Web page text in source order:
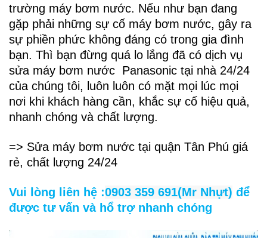
trường máy bơm nước. Nếu như bạn đang
gặp phải những sự cố máy bơm nước, gây ra
sự phiền phức không đáng có trong gia đình
bạn. Thì bạn đừng quá lo lắng đã có dịch vụ
sửa máy bơm nước Panasonic tại nhà 24/24
của chúng tôi, luôn luôn có mặt mọi lúc mọi
nơi khi khách hàng cần, khắc sự cố hiệu quả,
nhanh chóng và chất lượng.
=> Sửa máy bơm nước tại quận Tân Phú giá
rẻ, chất lượng 24/24
Vui lòng liên hệ :0903 359 691(Mr Nhựt) để
được tư vấn và hổ trợ nhanh chóng